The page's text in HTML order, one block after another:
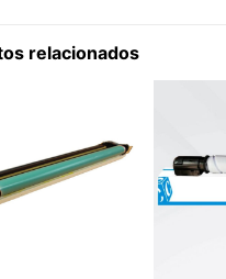
relacionados